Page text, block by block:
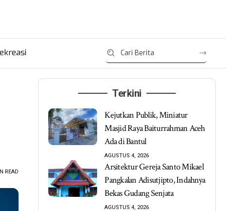
READ
Terkini
Kejutkan Publik, Miniatur
Masjid Raya Baiturrahman Aceh
Ada di Bantul
AGUSTUS 4, 2026
Arsitektur Gereja Santo Mikael
Pangkalan Adisutjipto, Indahnya
Bekas Gudang Senjata
AGUSTUS 4, 2026